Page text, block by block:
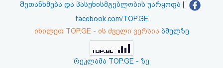
შეთანხმება
შეთანხმება და პასუხისმგებლობის უარყოფა
facebook.com/TOP.GE
იხილეთ TOP.GE - ის ძველი ვერსია ბმულზე
რეკლამა TOP.GE - ზე